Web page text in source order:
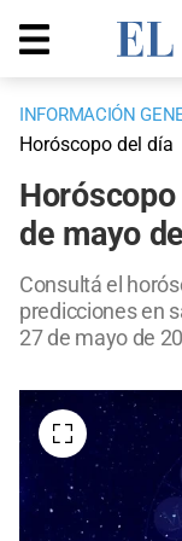
INFORMACIÓN
Horóscopo del día
de mayo
Consultá el
predicciones en
27 de mayo de